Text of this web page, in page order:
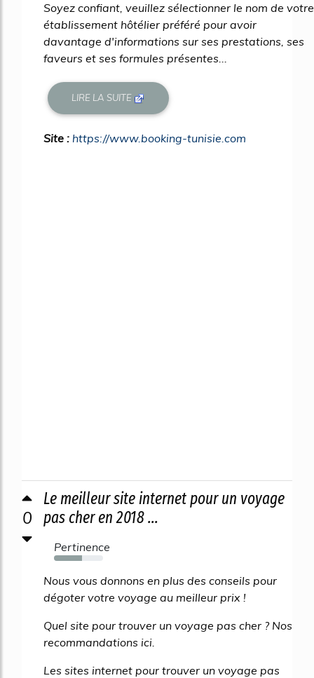
Soyez confiant, veuillez sélectionner le nom de votre
établissement hôtélier préféré pour avoir
davantage d'informations sur ses prestations, ses
faveurs et ses formules présentes...
LIRE LA SUITE
Site : https://www.booking-tunisie.com
0
Le meilleur site internet pour un voyage
pas cher en 2018 ...
Pertinence
57%
Nous vous donnons en plus des conseils pour
dégoter votre voyage au meilleur prix !
Quel site pour trouver un voyage pas cher ? Nos
recommandations ici.
Les sites internet pour trouver un voyage pas